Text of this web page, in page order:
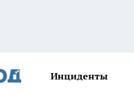
Инциденты